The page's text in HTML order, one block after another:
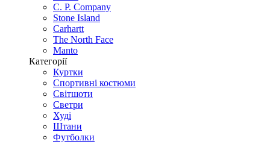
C. P. Company
Stone Island
Carhartt
The North Face
Manto
Категорії
Куртки
Спортивні костюми
Світшоти
Светри
Худі
Штани
Футболки